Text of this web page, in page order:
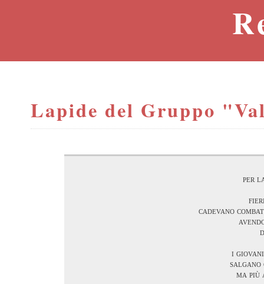
Lapide del Gruppo
per
cadevano
i
salgano
ma